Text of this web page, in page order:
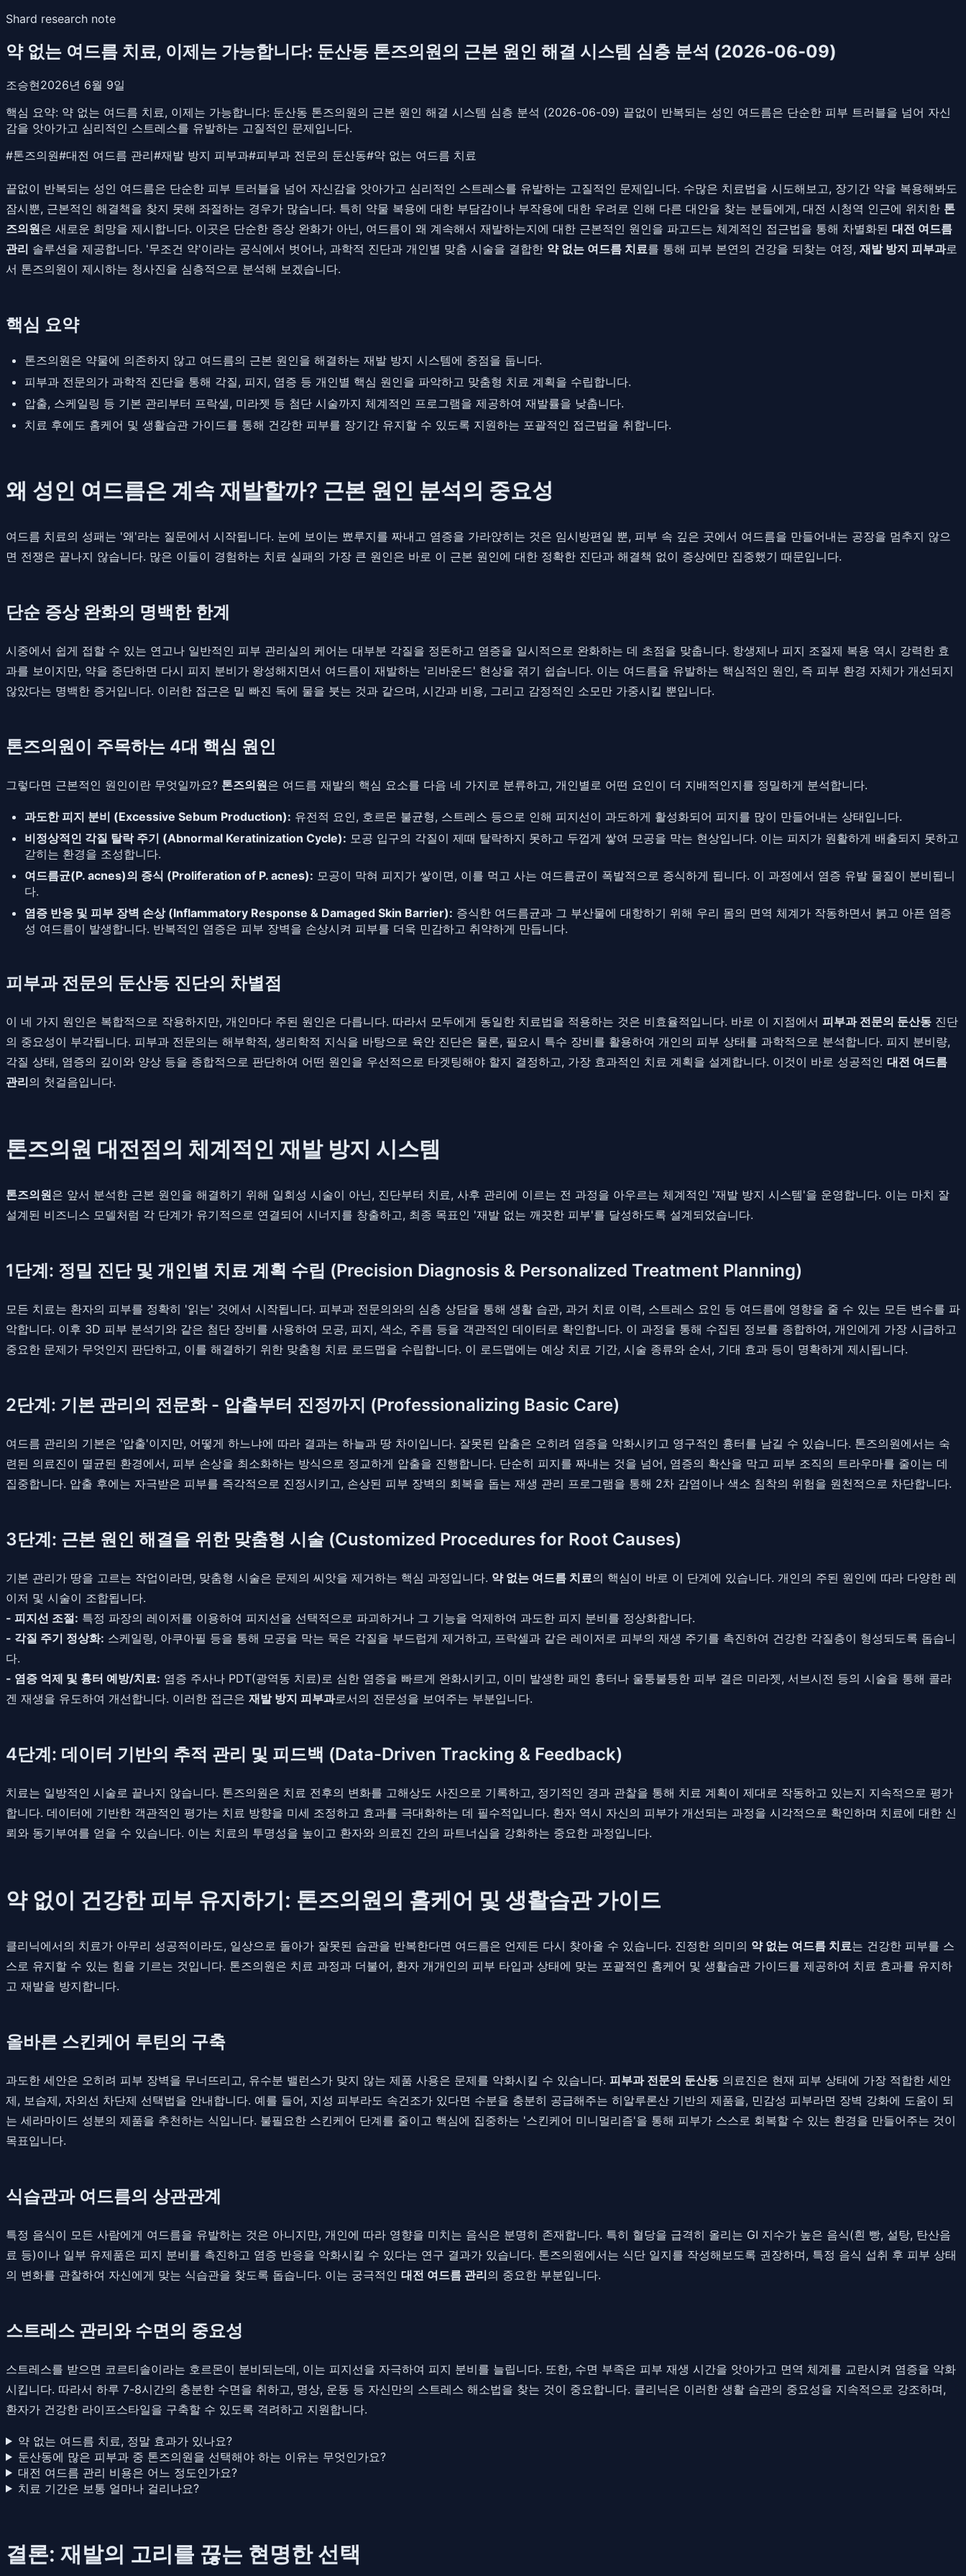
Shard research note
약 없는 여드름 치료, 이제는 가능합니다: 둔산동 톤즈의원의 근본 원인 해결 시스템 심층 분석 (2026-06-09)
조승현2026년 6월 9일
핵심 요약: 약 없는 여드름 치료, 이제는 가능합니다: 둔산동 톤즈의원의 근본 원인 해결 시스템 심층 분석 (2026-06-09) 끝없이 반복되는 성인 여드름은 단순한 피부 트러블을 넘어 자신
감을 앗아가고 심리적인 스트레스를 유발하는 고질적인 문제입니다.
#톤즈의원#대전 여드름 관리#재발 방지 피부과#피부과 전문의 둔산동#약 없는 여드름 치료
끝없이 반복되는 성인 여드름은 단순한 피부 트러블을 넘어 자신감을 앗아가고 심리적인 스트레스를 유발하는 고질적인 문제입니다. 수많은 치료법을 시도해보고, 장기간 약을 복용해봐도
잠시뿐, 근본적인 해결책을 찾지 못해 좌절하는 경우가 많습니다. 특히 약물 복용에 대한 부담감이나 부작용에 대한 우려로 인해 다른 대안을 찾는 분들에게, 대전 시청역 인근에 위치한 톤
즈의원은 새로운 희망을 제시합니다. 이곳은 단순한 증상 완화가 아닌, 여드름이 왜 계속해서 재발하는지에 대한 근본적인 원인을 파고드는 체계적인 접근법을 통해 차별화된 대전 여드름
관리 솔루션을 제공합니다. '무조건 약'이라는 공식에서 벗어나, 과학적 진단과 개인별 맞춤 시술을 결합한 약 없는 여드름 치료를 통해 피부 본연의 건강을 되찾는 여정, 재발 방지 피부과로
서 톤즈의원이 제시하는 청사진을 심층적으로 분석해 보겠습니다.
핵심 요약
톤즈의원은 약물에 의존하지 않고 여드름의 근본 원인을 해결하는 재발 방지 시스템에 중점을 둡니다.
피부과 전문의가 과학적 진단을 통해 각질, 피지, 염증 등 개인별 핵심 원인을 파악하고 맞춤형 치료 계획을 수립합니다.
압출, 스케일링 등 기본 관리부터 프락셀, 미라젯 등 첨단 시술까지 체계적인 프로그램을 제공하여 재발률을 낮춥니다.
치료 후에도 홈케어 및 생활습관 가이드를 통해 건강한 피부를 장기간 유지할 수 있도록 지원하는 포괄적인 접근법을 취합니다.
왜 성인 여드름은 계속 재발할까? 근본 원인 분석의 중요성
여드름 치료의 성패는 '왜'라는 질문에서 시작됩니다. 눈에 보이는 뾰루지를 짜내고 염증을 가라앉히는 것은 임시방편일 뿐, 피부 속 깊은 곳에서 여드름을 만들어내는 공장을 멈추지 않으
면 전쟁은 끝나지 않습니다. 많은 이들이 경험하는 치료 실패의 가장 큰 원인은 바로 이 근본 원인에 대한 정확한 진단과 해결책 없이 증상에만 집중했기 때문입니다.
단순 증상 완화의 명백한 한계
시중에서 쉽게 접할 수 있는 연고나 일반적인 피부 관리실의 케어는 대부분 각질을 정돈하고 염증을 일시적으로 완화하는 데 초점을 맞춥니다. 항생제나 피지 조절제 복용 역시 강력한 효
과를 보이지만, 약을 중단하면 다시 피지 분비가 왕성해지면서 여드름이 재발하는 '리바운드' 현상을 겪기 쉽습니다. 이는 여드름을 유발하는 핵심적인 원인, 즉 피부 환경 자체가 개선되지
않았다는 명백한 증거입니다. 이러한 접근은 밑 빠진 독에 물을 붓는 것과 같으며, 시간과 비용, 그리고 감정적인 소모만 가중시킬 뿐입니다.
톤즈의원이 주목하는 4대 핵심 원인
그렇다면 근본적인 원인이란 무엇일까요? 톤즈의원은 여드름 재발의 핵심 요소를 다음 네 가지로 분류하고, 개인별로 어떤 요인이 더 지배적인지를 정밀하게 분석합니다.
과도한 피지 분비 (Excessive Sebum Production): 유전적 요인, 호르몬 불균형, 스트레스 등으로 인해 피지선이 과도하게 활성화되어 피지를 많이 만들어내는 상태입니다.
비정상적인 각질 탈락 주기 (Abnormal Keratinization Cycle): 모공 입구의 각질이 제때 탈락하지 못하고 두껍게 쌓여 모공을 막는 현상입니다. 이는 피지가 원활하게 배출되지 못하고
갇히는 환경을 조성합니다.
여드름균(P. acnes)의 증식 (Proliferation of P. acnes): 모공이 막혀 피지가 쌓이면, 이를 먹고 사는 여드름균이 폭발적으로 증식하게 됩니다. 이 과정에서 염증 유발 물질이 분비됩니
다.
염증 반응 및 피부 장벽 손상 (Inflammatory Response & Damaged Skin Barrier): 증식한 여드름균과 그 부산물에 대항하기 위해 우리 몸의 면역 체계가 작동하면서 붉고 아픈 염증
성 여드름이 발생합니다. 반복적인 염증은 피부 장벽을 손상시켜 피부를 더욱 민감하고 취약하게 만듭니다.
피부과 전문의 둔산동 진단의 차별점
이 네 가지 원인은 복합적으로 작용하지만, 개인마다 주된 원인은 다릅니다. 따라서 모두에게 동일한 치료법을 적용하는 것은 비효율적입니다. 바로 이 지점에서 피부과 전문의 둔산동 진단
의 중요성이 부각됩니다. 피부과 전문의는 해부학적, 생리학적 지식을 바탕으로 육안 진단은 물론, 필요시 특수 장비를 활용하여 개인의 피부 상태를 과학적으로 분석합니다. 피지 분비량,
각질 상태, 염증의 깊이와 양상 등을 종합적으로 판단하여 어떤 원인을 우선적으로 타겟팅해야 할지 결정하고, 가장 효과적인 치료 계획을 설계합니다. 이것이 바로 성공적인 대전 여드름
관리의 첫걸음입니다.
톤즈의원 대전점의 체계적인 재발 방지 시스템
톤즈의원은 앞서 분석한 근본 원인을 해결하기 위해 일회성 시술이 아닌, 진단부터 치료, 사후 관리에 이르는 전 과정을 아우르는 체계적인 '재발 방지 시스템'을 운영합니다. 이는 마치 잘
설계된 비즈니스 모델처럼 각 단계가 유기적으로 연결되어 시너지를 창출하고, 최종 목표인 '재발 없는 깨끗한 피부'를 달성하도록 설계되었습니다.
1단계: 정밀 진단 및 개인별 치료 계획 수립 (Precision Diagnosis & Personalized Treatment Planning)
모든 치료는 환자의 피부를 정확히 '읽는' 것에서 시작됩니다. 피부과 전문의와의 심층 상담을 통해 생활 습관, 과거 치료 이력, 스트레스 요인 등 여드름에 영향을 줄 수 있는 모든 변수를 파
악합니다. 이후 3D 피부 분석기와 같은 첨단 장비를 사용하여 모공, 피지, 색소, 주름 등을 객관적인 데이터로 확인합니다. 이 과정을 통해 수집된 정보를 종합하여, 개인에게 가장 시급하고
중요한 문제가 무엇인지 판단하고, 이를 해결하기 위한 맞춤형 치료 로드맵을 수립합니다. 이 로드맵에는 예상 치료 기간, 시술 종류와 순서, 기대 효과 등이 명확하게 제시됩니다.
2단계: 기본 관리의 전문화 - 압출부터 진정까지 (Professionalizing Basic Care)
여드름 관리의 기본은 '압출'이지만, 어떻게 하느냐에 따라 결과는 하늘과 땅 차이입니다. 잘못된 압출은 오히려 염증을 악화시키고 영구적인 흉터를 남길 수 있습니다. 톤즈의원에서는 숙
련된 의료진이 멸균된 환경에서, 피부 손상을 최소화하는 방식으로 정교하게 압출을 진행합니다. 단순히 피지를 짜내는 것을 넘어, 염증의 확산을 막고 피부 조직의 트라우마를 줄이는 데
집중합니다. 압출 후에는 자극받은 피부를 즉각적으로 진정시키고, 손상된 피부 장벽의 회복을 돕는 재생 관리 프로그램을 통해 2차 감염이나 색소 침착의 위험을 원천적으로 차단합니다.
3단계: 근본 원인 해결을 위한 맞춤형 시술 (Customized Procedures for Root Causes)
기본 관리가 땅을 고르는 작업이라면, 맞춤형 시술은 문제의 씨앗을 제거하는 핵심 과정입니다. 약 없는 여드름 치료의 핵심이 바로 이 단계에 있습니다. 개인의 주된 원인에 따라 다양한 레
이저 및 시술이 조합됩니다.
- 피지선 조절: 특정 파장의 레이저를 이용하여 피지선을 선택적으로 파괴하거나 그 기능을 억제하여 과도한 피지 분비를 정상화합니다.
- 각질 주기 정상화: 스케일링, 아쿠아필 등을 통해 모공을 막는 묵은 각질을 부드럽게 제거하고, 프락셀과 같은 레이저로 피부의 재생 주기를 촉진하여 건강한 각질층이 형성되도록 돕습니
다.
- 염증 억제 및 흉터 예방/치료: 염증 주사나 PDT(광역동 치료)로 심한 염증을 빠르게 완화시키고, 이미 발생한 패인 흉터나 울퉁불퉁한 피부 결은 미라젯, 서브시전 등의 시술을 통해 콜라
겐 재생을 유도하여 개선합니다. 이러한 접근은 재발 방지 피부과로서의 전문성을 보여주는 부분입니다.
4단계: 데이터 기반의 추적 관리 및 피드백 (Data-Driven Tracking & Feedback)
치료는 일방적인 시술로 끝나지 않습니다. 톤즈의원은 치료 전후의 변화를 고해상도 사진으로 기록하고, 정기적인 경과 관찰을 통해 치료 계획이 제대로 작동하고 있는지 지속적으로 평가
합니다. 데이터에 기반한 객관적인 평가는 치료 방향을 미세 조정하고 효과를 극대화하는 데 필수적입니다. 환자 역시 자신의 피부가 개선되는 과정을 시각적으로 확인하며 치료에 대한 신
뢰와 동기부여를 얻을 수 있습니다. 이는 치료의 투명성을 높이고 환자와 의료진 간의 파트너십을 강화하는 중요한 과정입니다.
약 없이 건강한 피부 유지하기: 톤즈의원의 홈케어 및 생활습관 가이드
클리닉에서의 치료가 아무리 성공적이라도, 일상으로 돌아가 잘못된 습관을 반복한다면 여드름은 언제든 다시 찾아올 수 있습니다. 진정한 의미의 약 없는 여드름 치료는 건강한 피부를 스
스로 유지할 수 있는 힘을 기르는 것입니다. 톤즈의원은 치료 과정과 더불어, 환자 개개인의 피부 타입과 상태에 맞는 포괄적인 홈케어 및 생활습관 가이드를 제공하여 치료 효과를 유지하
고 재발을 방지합니다.
올바른 스킨케어 루틴의 구축
과도한 세안은 오히려 피부 장벽을 무너뜨리고, 유수분 밸런스가 맞지 않는 제품 사용은 문제를 악화시킬 수 있습니다. 피부과 전문의 둔산동 의료진은 현재 피부 상태에 가장 적합한 세안
제, 보습제, 자외선 차단제 선택법을 안내합니다. 예를 들어, 지성 피부라도 속건조가 있다면 수분을 충분히 공급해주는 히알루론산 기반의 제품을, 민감성 피부라면 장벽 강화에 도움이 되
는 세라마이드 성분의 제품을 추천하는 식입니다. 불필요한 스킨케어 단계를 줄이고 핵심에 집중하는 '스킨케어 미니멀리즘'을 통해 피부가 스스로 회복할 수 있는 환경을 만들어주는 것이
목표입니다.
식습관과 여드름의 상관관계
특정 음식이 모든 사람에게 여드름을 유발하는 것은 아니지만, 개인에 따라 영향을 미치는 음식은 분명히 존재합니다. 특히 혈당을 급격히 올리는 GI 지수가 높은 음식(흰 빵, 설탕, 탄산음
료 등)이나 일부 유제품은 피지 분비를 촉진하고 염증 반응을 악화시킬 수 있다는 연구 결과가 있습니다. 톤즈의원에서는 식단 일지를 작성해보도록 권장하며, 특정 음식 섭취 후 피부 상태
의 변화를 관찰하여 자신에게 맞는 식습관을 찾도록 돕습니다. 이는 궁극적인 대전 여드름 관리의 중요한 부분입니다.
스트레스 관리와 수면의 중요성
스트레스를 받으면 코르티솔이라는 호르몬이 분비되는데, 이는 피지선을 자극하여 피지 분비를 늘립니다. 또한, 수면 부족은 피부 재생 시간을 앗아가고 면역 체계를 교란시켜 염증을 악화
시킵니다. 따라서 하루 7-8시간의 충분한 수면을 취하고, 명상, 운동 등 자신만의 스트레스 해소법을 찾는 것이 중요합니다. 클리닉은 이러한 생활 습관의 중요성을 지속적으로 강조하며,
환자가 건강한 라이프스타일을 구축할 수 있도록 격려하고 지원합니다.
약 없는 여드름 치료, 정말 효과가 있나요?
둔산동에 많은 피부과 중 톤즈의원을 선택해야 하는 이유는 무엇인가요?
대전 여드름 관리 비용은 어느 정도인가요?
치료 기간은 보통 얼마나 걸리나요?
결론: 재발의 고리를 끊는 현명한 선택